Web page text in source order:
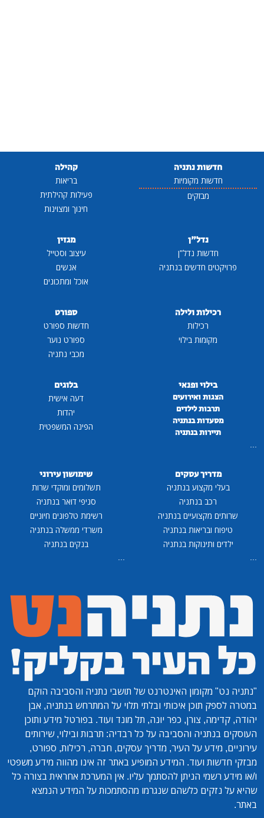
חדשות נתניה
חדשות מקומיות
מבזקים
קהילה
בריאות
פעילות קהילתית
חינוך ומצוינות
נדל"ן
חדשות נדל"ן
פרויקטים חדשים בנתניה
מגזין
עיצוב וסטייל
אנשים
אוכל ומתכונים
רכילות ולילה
רכילות
מקומות בילוי
ספורט
חדשות ספורט
ספורט נוער
מכבי נתניה
בילוי ופנאי
הצגות ואירועים
תרבות לילדים
מסעדות בנתניה
תיירות בנתניה
...
בלוגים
דעה אישית
יהדות
הפינה המשפטית
מדריך עסקים
בעלי מקצוע בנתניה
רכב בנתניה
שרותים מקצועיים בנתניה
טיפוח ובריאות בנתניה
ילדים ותינוקות בנתניה
...
שימושון עירוני
תשלומים ומוקדי שרות
סניפי דואר בנתניה
רשימת טלפונים חיוניים
משרדי ממשלה בנתניה
בנקים בנתניה
...
"נתניה נט" מקומון האינטרנט של תושבי נתניה והסביבה הוקם
במטרה לספק תוכן איכותי ובלתי תלוי על המתרחש בנתניה, אבן
יהודה, קדימה, צורן, כפר יונה, תל מונד ועוד. בפורטל מידע ותוכן
העוסקים בנתניה והסביבה על כל רבדיה: תרבות ובילוי, שירותים
עירוניים, מידע על העיר, מדריך עסקים, חברה, רכילות, ספורט,
מבזקי חדשות ועוד. המידע המופיע באתר זה אינו מהווה מידע משפטי
ו/או מידע רשמי הניתן להסתמך עליו. אין המערכת אחראית בצורה כל
שהיא על נזקים כלשהם שנגרמו מהסתמכות על המידע הנמצא
באתר.